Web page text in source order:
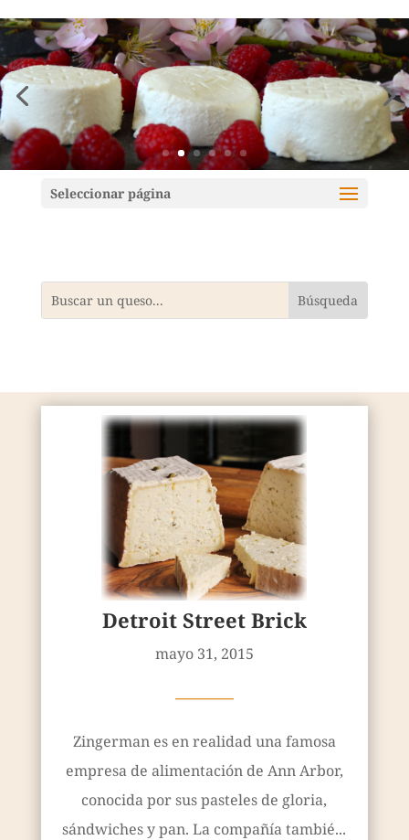
Mundoquesos
Seleccionar página
Detroit Street Brick
mayo 31, 2015
————
Zingerman es en realidad una famosa
empresa de alimentación de Ann Arbor,
conocida por sus pasteles de gloria,
sándwiches y pan. La compañía tambié...